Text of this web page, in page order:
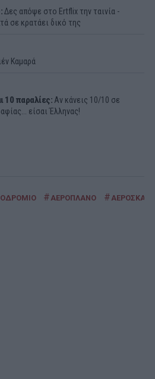
Δες απόψε στο Ertflix την ταινία -
σε κρατάει δικό της
Καμαρά
10 παραλίες: Αν κάνεις 10/10 σε
είσαι Έλληνας!
# ΑΕΡΟΠΛΑΝΟ #